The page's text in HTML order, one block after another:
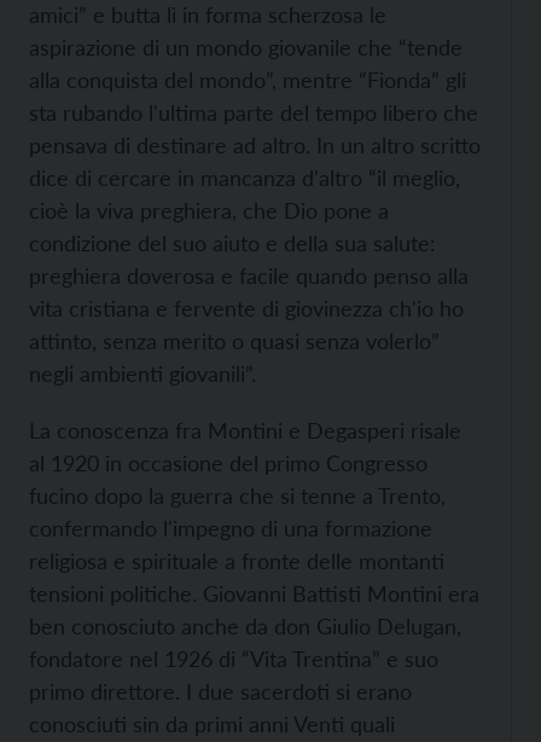
amici” e butta lì in forma scherzosa le
aspirazione di un mondo giovanile che “tende
alla conquista del mondo”, mentre “Fionda” gli
sta rubando l'ultima parte del tempo libero che
pensava di destinare ad altro. In un altro scritto
dice di cercare in mancanza d'altro “il meglio,
cioè la viva preghiera, che Dio pone a
condizione del suo aiuto e della sua salute:
preghiera doverosa e facile quando penso alla
vita cristiana e fervente di giovinezza ch'io ho
attinto, senza merito o quasi senza volerlo”
negli ambienti giovanili”.
La conoscenza fra Montini e Degasperi risale
al 1920 in occasione del primo Congresso
fucino dopo la guerra che si tenne a Trento,
confermando l'impegno di una formazione
religiosa e spirituale a fronte delle montanti
tensioni politiche. Giovanni Battisti Montini era
ben conosciuto anche da don Giulio Delugan,
fondatore nel 1926 di “Vita Trentina” e suo
primo direttore. I due sacerdoti si erano
conosciuti sin da primi anni Venti quali